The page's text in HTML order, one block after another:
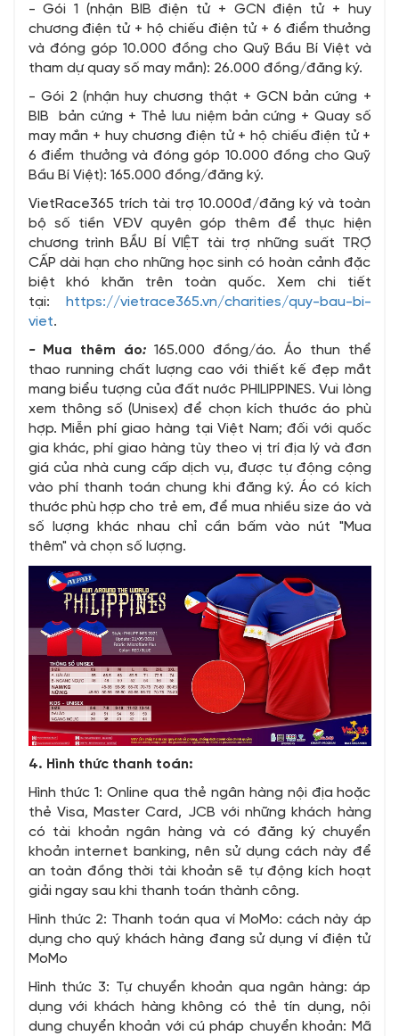
- Gói 1 (nhận BIB điện tử + GCN điện tử + huy
chương điện tử + hộ chiếu điện tử + 6 điểm thưởng
và đóng góp 10.000 đồng cho Quỹ Bầu Bí Việt và
tham dự quay số may mắn): 26.000 đồng/đăng ký.
- Gói 2 (nhận huy chương thật + GCN bản cứng +
BIB bản cứng + Thẻ lưu niệm bản cứng + Quay số
may mắn + huy chương điện tử + hộ chiếu điện tử +
6 điểm thưởng và đóng góp 10.000 đồng cho Quỹ
Bầu Bí Việt): 165.000 đồng/đăng ký.
VietRace365 trích tài trợ 10.000đ/đăng ký và toàn
bộ số tiền VĐV quyên góp thêm để thực hiện
chương trình BẦU BÍ VIỆT tài trợ những suất TRỢ
CẤP dài hạn cho những học sinh có hoàn cảnh đặc
biệt khó khăn trên toàn quốc. Xem chi tiết
tại:
https://vietrace365.vn/charities/quy-bau-bi-
viet.
-
Mua thêm áo: 165.000 đồng/áo. Áo thun thể
thao running chất lượng cao với thiết kế đẹp mắt
mang biểu tượng của đất nước PHILIPPINES. Vui lòng
xem thông số (Unisex) để chọn kích thước áo phù
hợp. Miễn phí giao hàng tại Việt Nam; đối với quốc
gia khác, phí giao hàng tùy theo vị trí địa lý và đơn
giá của nhà cung cấp dịch vụ, được tự động cộng
vào phí thanh toán chung khi đăng ký. Áo có kích
thước phù hợp cho trẻ em, để mua nhiều size áo và
số lượng khác nhau chỉ cần bấm vào nút "Mua
thêm" và chọn số lượng.
4. Hình thức thanh toán:
Hình thức 1: Online qua thẻ ngân hàng nội địa hoặc
thẻ Visa, Master Card, JCB với những khách hàng
có tài khoản ngân hàng và có đăng ký chuyển
khoản internet banking, nên sử dụng cách này để
an toàn đồng thời tài khoản sẽ tự động kích hoạt
giải ngay sau khi thanh toán thành công.
Hình thức 2: Thanh toán qua ví MoMo: cách này áp
dụng cho quý khách hàng đang sử dụng ví điện tử
MoMo
Hình thức 3: Tự chuyển khoản qua ngân hàng: áp
dụng với khách hàng không có thẻ tín dụng, nội
dung chuyển khoản với cú pháp chuyển khoản: Mã